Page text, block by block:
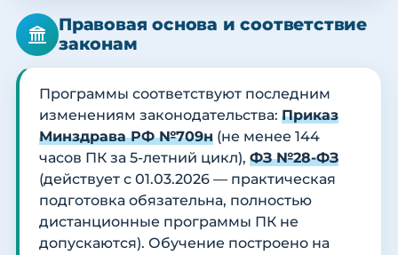
Правовая основа и соответствие
законам
Программы соответствуют последним
изменениям законодательства: Приказ
Минздрава РФ №709н (не менее 144
часов ПК за 5-летний цикл), ФЗ №28-ФЗ
(действует с 01.03.2026 — практическая
подготовка обязательна, полностью
дистанционные программы ПК не
допускаются). Обучение построено на